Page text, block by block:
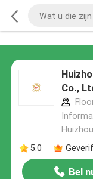
Co.,
5.0
Bel